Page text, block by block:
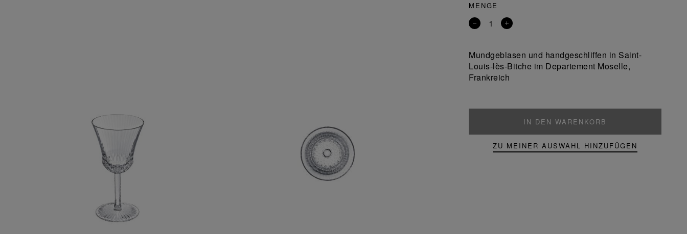
MENGE
Entfernen
Produkt
Ein
Mundgeblasen und handgeschliffen in Saint-
Louis-lès-Bitche im Departement Moselle,
Frankreich
IN DEN WARENKORB
ZU MEINER AUSWAHL HINZUFÜGEN